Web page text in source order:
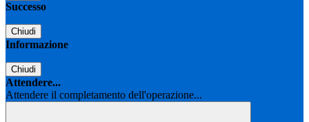
Successo
Chiudi
Informazione
Chiudi
Attendere...
Attendere il completamento dell'operazione...